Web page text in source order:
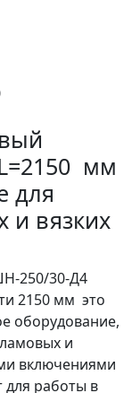
мм
для
и вязких
250/30-Д4
2150 мм это
оборудование,
и
включениями
для работы в